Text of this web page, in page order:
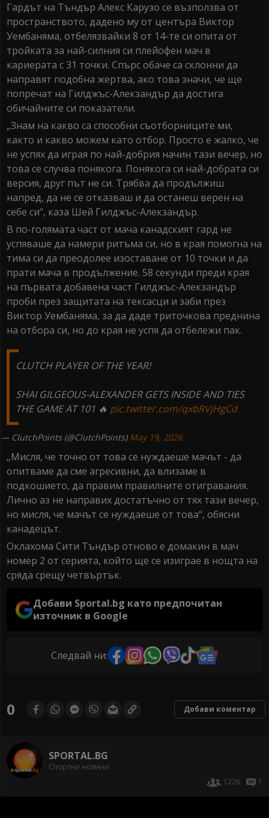
Гардът на Тъндър Алекс Карузо се възползва от
пространството, дадено му от центъра Виктор
Уембаняма, отбелязвайки 8 от 14-те си опита от
тройката за най-силния си плейофен мач в
кариерата с 31 точки. Спърс обаче са склонни да
направят подобна жертва, ако това значи, че ще
попречат на Гилджъс-Алекзандър да достига
обичайните си показатели.
„Знам на какво са способни съотборниците ми,
както и какво можем като отбор. Просто е жалко, че
не успях да играя по най-добрия начин тази вечер, но
това се случва понякога. Понякога си най-добрата си
версия, друг път не си. Трябва да продължиш
напред, да не се отказваш и да останеш верен на
себе си“, каза Шей Гилджъс-Алекзандър.
В по-голямата част от мача канадският гард не
успяваше да намери ритъма си, но в края помогна на
тима си да преодолее изоставане от 10 точки и да
прати мача в продължение. 58 секунди преди края
на първата добавена част Гилджъс-Алекзандър
проби през защитата на тексасци и заби през
Виктор Уембаняма, за да даде триточкова преднина
на отбора си, но до края не успя да отбележи пак.
CLUTCH PLAYER OF THE YEAR!
SHAI GILGEOUS-ALEXANDER GETS INSIDE AND TIES
THE GAME AT 101 🔥 pic.twitter.com/qxbRVjHgCd
— ClutchPoints (@ClutchPoints) May 19, 2026
„Мисля, че точно от това се нуждаеше мачът - да
опитваме да сме агресивни, да влизаме в
подкошието, да правим правилните отигравания.
Лично аз не направих достатъчно от тях тази вечер,
но мисля, че мачът се нуждаеше от това“, обясни
канадецът.
Оклахома Сити Тъндър отново е домакин в мач
номер 2 от серията, който ще се изиграе в нощта на
сряда срещу четвъртък.
Добави Sportal.bg като предпочитан
източник в Google
Следвай ни:
0 Добави коментар
SPORTAL.BG
Спортни новини
1226
1